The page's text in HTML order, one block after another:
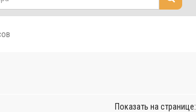
Показать на странице: